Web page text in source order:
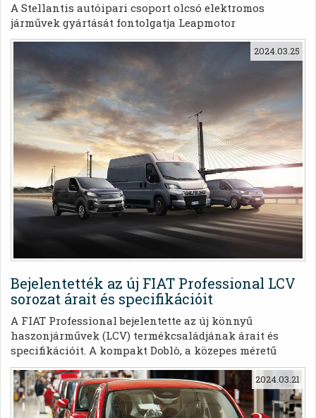
A Stellantis autóipari csoport olcsó elektromos
járművek gyártását fontolgatja Leapmotor
márkajelzéssel. Évente akár 150 ezer darabot is
gyárthatnak ebből a modellből az olaszországi
Mirafioriban (Torinóban) található üzemben. A
Leapmotor elektromos járművek gyártása 2026-ban
vagy 2027-ben kezdődhet meg.
Bejelentették az új FIAT Professional LCV
sorozat árait és specifikációit
2024.03.25
A FIAT Professional bejelentette az új könnyű
haszonjárművek (LCV) termékcsaládjának árait és
specifikációit. A kompakt Doblò, a közepes méretű
Scudo és a nagy Ducato új változataival az új modellek
új külsőt és áttervezett pilótafülkét kínálnak, míg a
teljesen elektromos változatok továbbra is
kategóriaelső hatótávot kínálják.
2024.03.21